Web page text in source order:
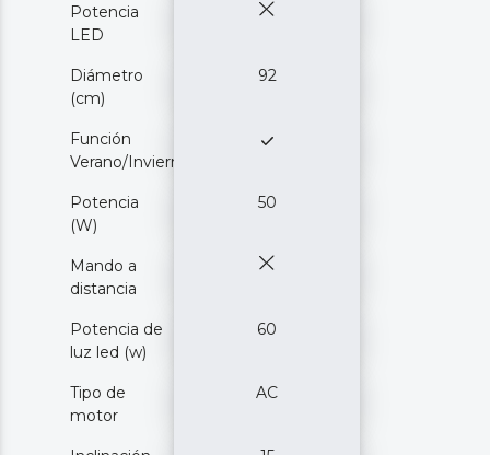
Potencia
LED
Diámetro
(cm)
92
Función
Verano/Invierno
Potencia
(W)
50
Mando a
distancia
Potencia de
luz led (w)
60
Tipo de
motor
AC